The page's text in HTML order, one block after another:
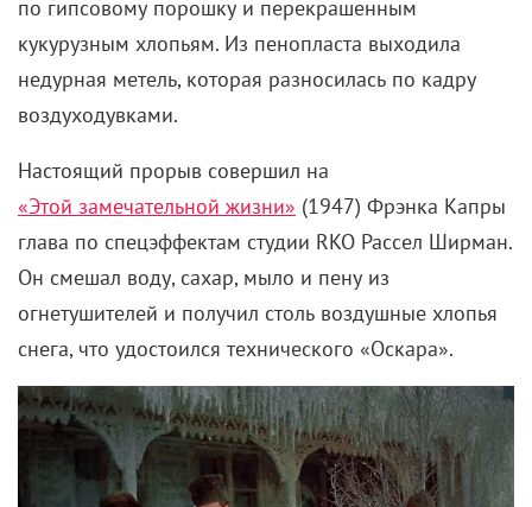
результате которого герои оказываются на улице в
убийственные навыки перенимает маленькая дочь
пары.
«Киллеры» (2010)